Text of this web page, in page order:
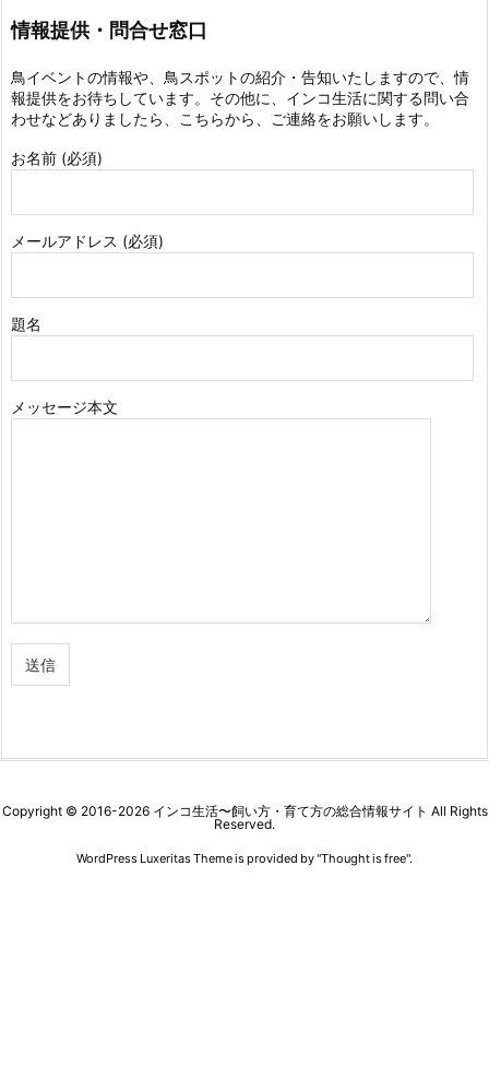
情報提供・問合せ窓口
鳥イベントの情報や、鳥スポットの紹介・告知いたしますので、情
報提供をお待ちしています。その他に、インコ生活に関する問い合
わせなどありましたら、こちらから、ご連絡をお願いします。
お名前 (必須)
メールアドレス (必須)
題名
メッセージ本文
Copyright © 2016-2026 インコ生活〜飼い方・育て方の総合情報サイト All Rights
Reserved.
WordPress Luxeritas Theme is provided by "Thought is free".